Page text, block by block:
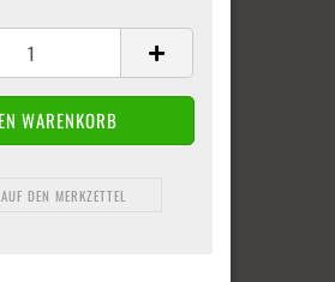
AUF DEN MERKZETTEL